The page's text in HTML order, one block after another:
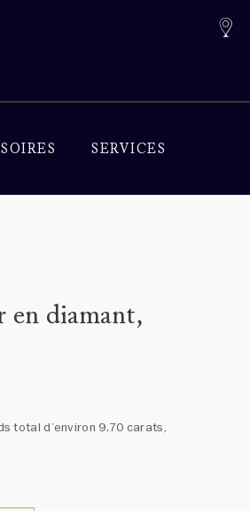
SERVICES
en diamant,
total d’environ 9.70 carats,